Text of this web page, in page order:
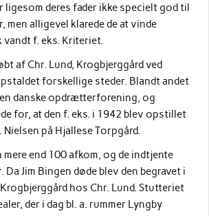
ligesom deres fader ikke specielt god til
men alligevel klarede de at vinde
vandt f. eks. Kriteriet.
af Chr. Lund, Krogbjerggård ved
forskellige steder. Blandt andet
danske opdrætterforening, og
for, at den f. eks. i 1942 blev opstillet
Nielsen på Hjallese Torpgård.
mere end 100 afkom, og de indtjente
Da Jim Bingen døde blev den begravet i
hos Chr. Lund. Stutteriet
der i dag bl. a. rummer Lyngby